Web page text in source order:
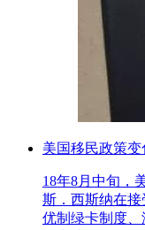
美国移民政策变
18年8月中旬，
斯．西斯纳在
优制绿卡制度